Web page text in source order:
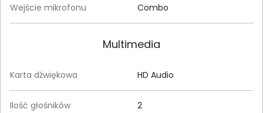
Wejście mikrofonu Combo
Multimedia
Karta dźwiękowa HD Audio
Ilość głośników 2